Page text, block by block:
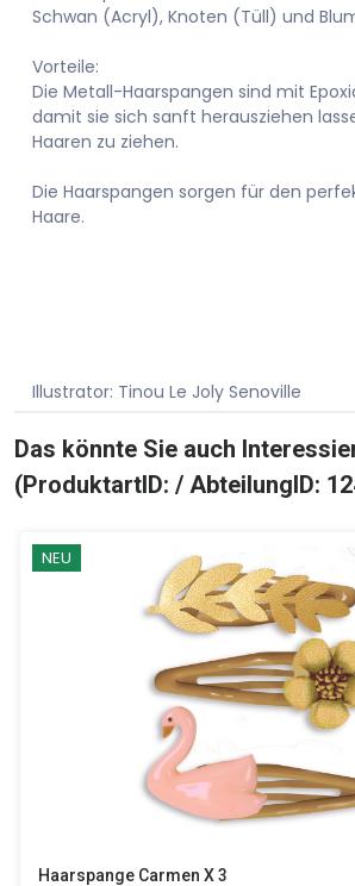
Schwan (Acryl), Knoten (Tüll) und
Vorteile:
Die Metall-Haarspangen sind mit
damit sie sich sanft herausziehen
Haaren zu ziehen.
Die Haarspangen sorgen für den
Haare.
Illustrator: Tinou Le Joly Senoville
Das könnte Sie auch
(ProduktartID: / AbteilungID:
NEU
Haarspange Carmen X 3